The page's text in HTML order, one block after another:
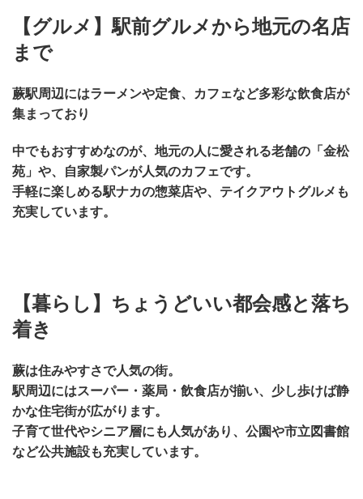
【グルメ】駅前グルメから地元の名店
まで
蕨駅周辺にはラーメンや定食、カフェなど多彩な飲食店が
集まっており
中でもおすすめなのが、地元の人に愛される老舗の「金松
苑」や、自家製パンが人気のカフェです。
手軽に楽しめる駅ナカの惣菜店や、テイクアウトグルメも
充実しています。
【暮らし】ちょうどいい都会感と落ち
着き
蕨は住みやすさで人気の街。
駅周辺にはスーパー・薬局・飲食店が揃い、少し歩けば静
かな住宅街が広がります。
子育て世代やシニア層にも人気があり、公園や市立図書館
など公共施設も充実しています。